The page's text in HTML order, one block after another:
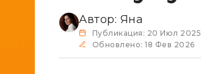
Автор: Яна
Публикация: 20 Июл 2025
Обновлено: 18 Фев 2026